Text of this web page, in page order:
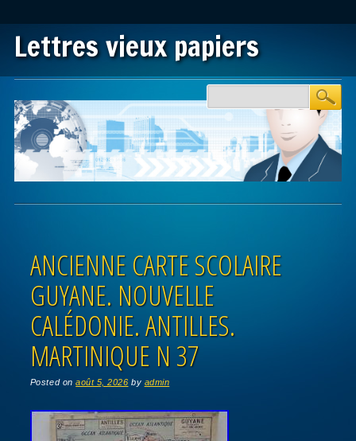
Lettres vieux papiers
Main menu
ANCIENNE CARTE SCOLAIRE
GUYANE. NOUVELLE
CALÉDONIE. ANTILLES.
MARTINIQUE N 37
Posted onaoût 5, 2026 by admin